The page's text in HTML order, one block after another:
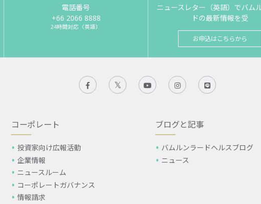
電話番号
+66 2066 8888
24時間対応（英語）
ニュースレター（英語）でバム
ドの最新情報を受
お申込はこちらから
コーポレート
投資家向け広報活動
企業情報
ニュースルーム
コーポレートガバナンス
情報請求
ブログと記事
バムルンラードヘルスブログ
ニュース